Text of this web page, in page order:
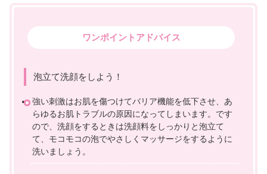
ワンポイントアドバイス
泡立て洗顔をしよう！
強い刺激はお肌を傷つけてバリア機能を低下させ、あ
らゆるお肌トラブルの原因になってしまいます。です
ので、洗顔をするときは洗顔料をしっかりと泡立て
て、モコモコの泡でやさしくマッサージをするように
洗いましょう。